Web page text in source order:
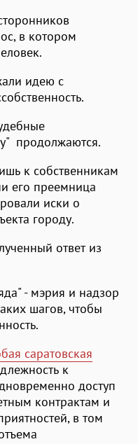
в котором
идею с
продолжаются.
к собственникам
его преемница
иски о
городу.
ответ из
- мэрия и надзор
шагов, чтобы
саратовская
к
доступ
контрактам и
в том